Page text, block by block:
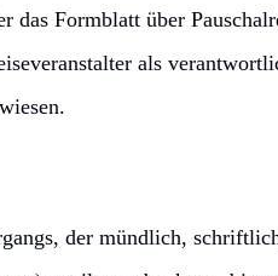
das Formblatt über
als
der mündlich,